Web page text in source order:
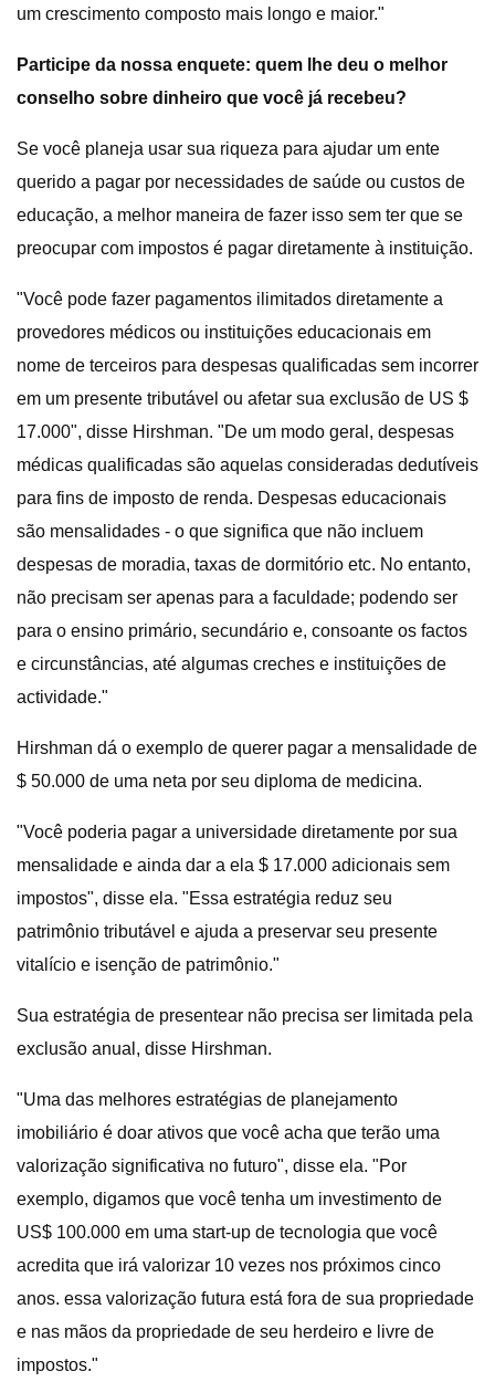
um crescimento composto mais longo e maior."
Participe da nossa enquete: quem lhe deu o melhor
conselho sobre dinheiro que você já recebeu?
Se você planeja usar sua riqueza para ajudar um ente
querido a pagar por necessidades de saúde ou custos de
educação, a melhor maneira de fazer isso sem ter que se
preocupar com impostos é pagar diretamente à instituição.
"Você pode fazer pagamentos ilimitados diretamente a
provedores médicos ou instituições educacionais em
nome de terceiros para despesas qualificadas sem incorrer
em um presente tributável ou afetar sua exclusão de US $
17.000", disse Hirshman. "De um modo geral, despesas
médicas qualificadas são aquelas consideradas dedutíveis
para fins de imposto de renda. Despesas educacionais
são mensalidades - o que significa que não incluem
despesas de moradia, taxas de dormitório etc. No entanto,
não precisam ser apenas para a faculdade; podendo ser
para o ensino primário, secundário e, consoante os factos
e circunstâncias, até algumas creches e instituições de
actividade."
Hirshman dá o exemplo de querer pagar a mensalidade de
$ 50.000 de uma neta por seu diploma de medicina.
"Você poderia pagar a universidade diretamente por sua
mensalidade e ainda dar a ela $ 17.000 adicionais sem
impostos", disse ela. "Essa estratégia reduz seu
patrimônio tributável e ajuda a preservar seu presente
vitalício e isenção de patrimônio."
Sua estratégia de presentear não precisa ser limitada pela
exclusão anual, disse Hirshman.
"Uma das melhores estratégias de planejamento
imobiliário é doar ativos que você acha que terão uma
valorização significativa no futuro", disse ela. "Por
exemplo, digamos que você tenha um investimento de
US$ 100.000 em uma start-up de tecnologia que você
acredita que irá valorizar 10 vezes nos próximos cinco
anos. essa valorização futura está fora de sua propriedade
e nas mãos da propriedade de seu herdeiro e livre de
impostos."